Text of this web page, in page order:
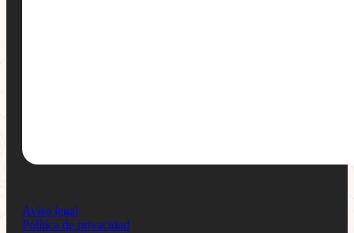
Aviso legal
Política de privacidad